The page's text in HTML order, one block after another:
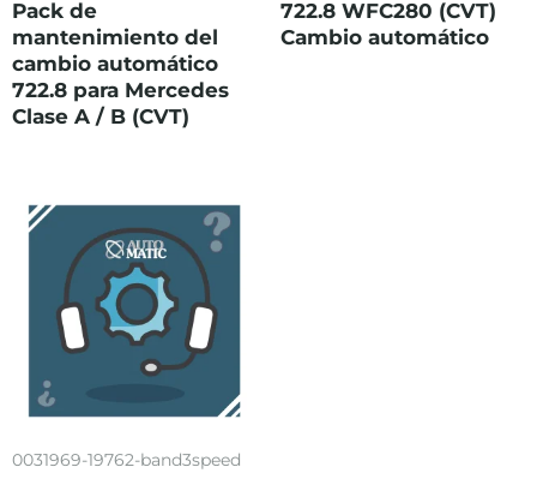
Pack de
mantenimiento del
cambio automático
722.8 para Mercedes
Clase A / B (CVT)
722.8 WFC280 (CVT)
Cambio automático
0031969-19762-band3speed